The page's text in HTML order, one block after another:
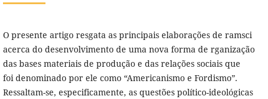
O presente artigo resgata as principais elaborações de ramsci
acerca do desenvolvimento de uma nova forma de rganização
das bases materiais de produção e das relações sociais que
foi denominado por ele como “Americanismo e Fordismo”.
Ressaltam-se, especificamente, as questões político-ideológicas